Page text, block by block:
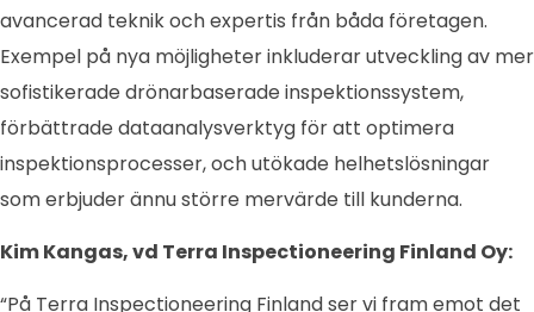
avancerad teknik och expertis från båda företagen.
Exempel på nya möjligheter inkluderar utveckling av mer
sofistikerade drönarbaserade inspektionssystem,
förbättrade dataanalysverktyg för att optimera
inspektionsprocesser, och utökade helhetslösningar
som erbjuder ännu större mervärde till kunderna.
Kim Kangas, vd Terra Inspectioneering Finland Oy:
“På Terra Inspectioneering Finland ser vi fram emot det